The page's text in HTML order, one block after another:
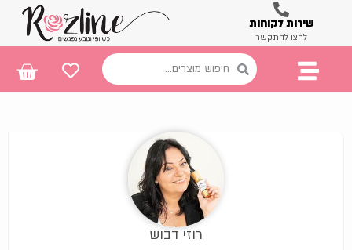
שירות לקוחות
לחצו להתקשר
רוזי דבוש